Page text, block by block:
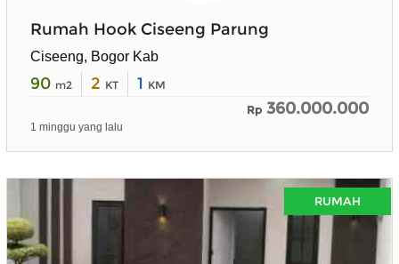
Rumah Hook Ciseeng Parung
Ciseeng, Bogor Kab
90 m2 2 KT 1 KM
Rp 360.000.000
1 minggu yang lalu
RUMAH